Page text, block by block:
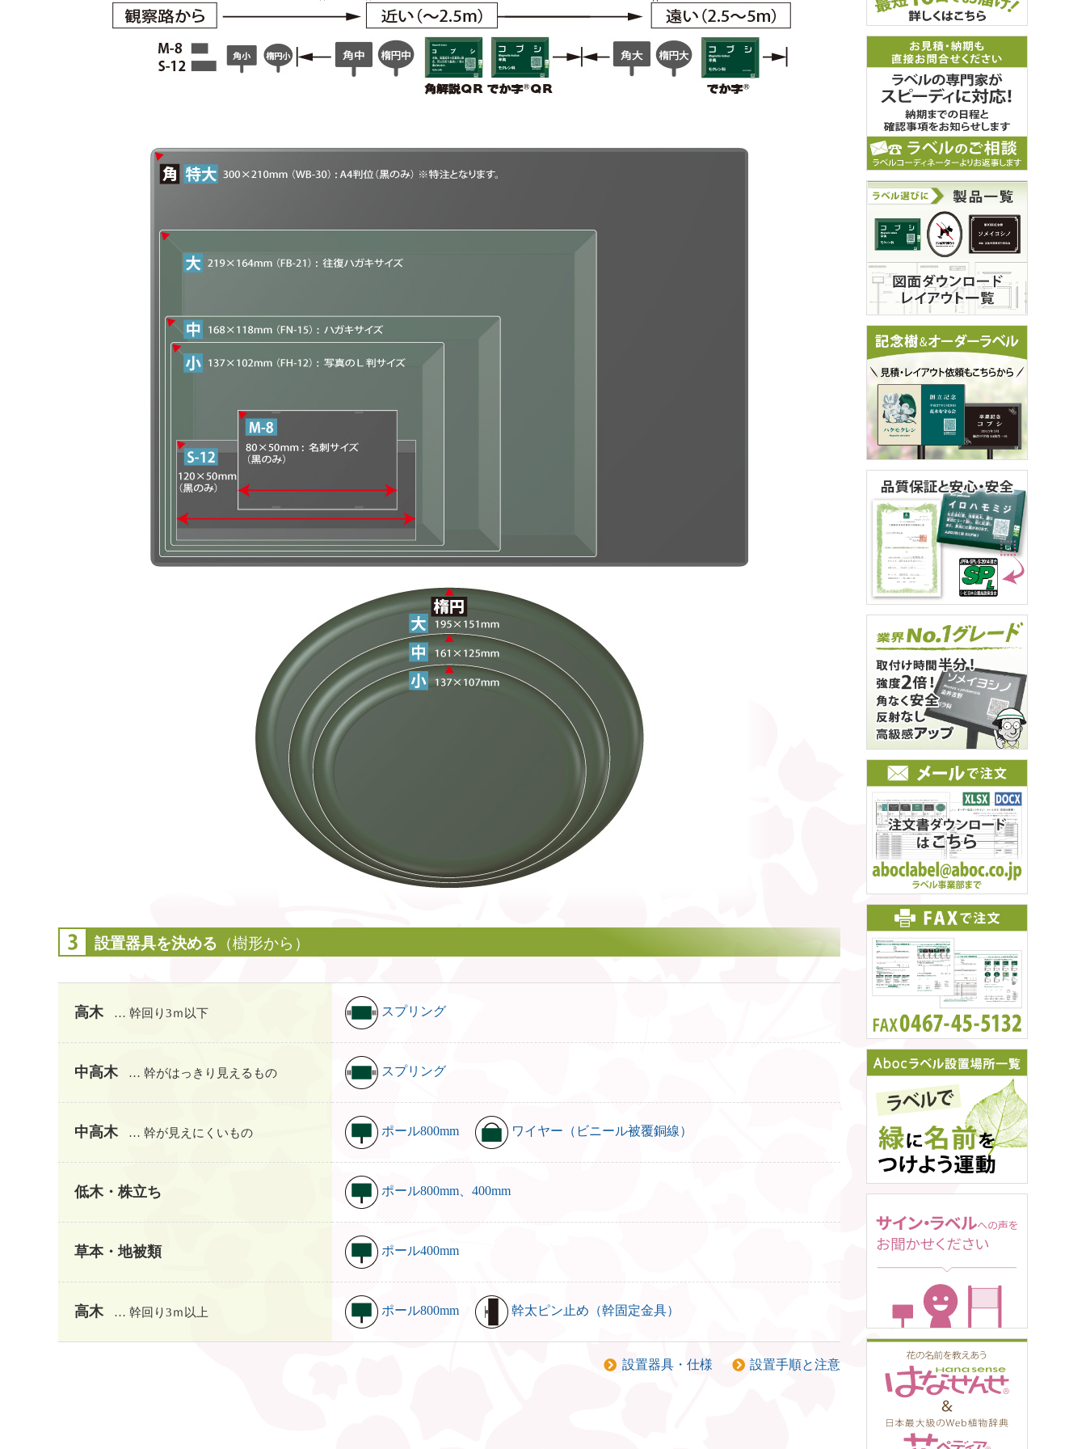
設置器具を決める （樹形から）
高木 … 幹回り3ｍ以下 スプリング
中高木 … 幹がはっきり見えるもの スプリング
中高木 … 幹が見えにくいもの ポール800mm ワイヤー（ビニール被覆銅線）
低木・株立ち ポール800mm、400mm
草本・地被類 ポール400mm
高木 … 幹回り3ｍ以上 ポール800mm 幹太ピン止め（幹固定金具）
設置器具・仕様 設置手順と注意